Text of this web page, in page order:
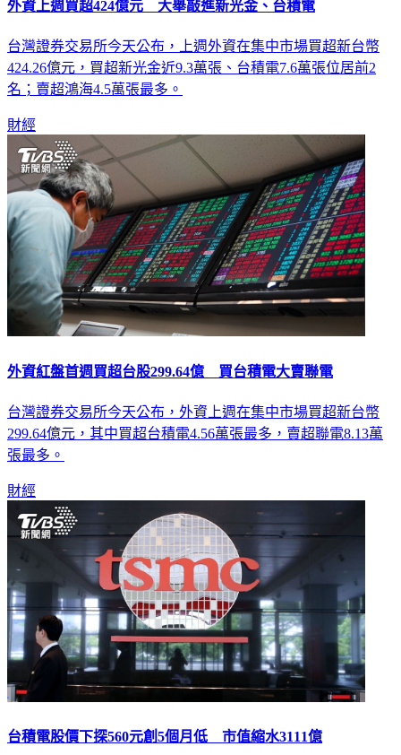
外資上週買超424億元 大舉敲進新光金、台積電
台灣證券交易所今天公布，上週外資在集中市場買超新台幣
424.26億元，買超新光金近9.3萬張、台積電7.6萬張位居前2
名；賣超鴻海4.5萬張最多。
財經
外資紅盤首週買超台股299.64億 買台積電大賣聯電
台灣證券交易所今天公布，外資上週在集中市場買超新台幣
299.64億元，其中買超台積電4.56萬張最多，賣超聯電8.13萬
張最多。
財經
台積電股價下探560元創5個月低 市值縮水3111億